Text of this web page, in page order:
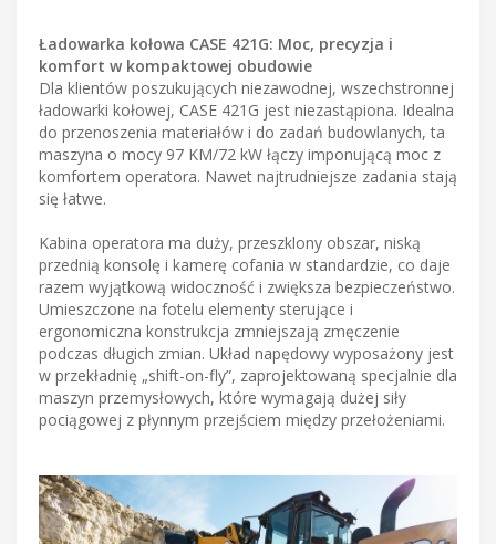
Ładowarka kołowa CASE 421G: Moc, precyzja i
komfort w kompaktowej obudowie
Dla klientów poszukujących niezawodnej, wszechstronnej
ładowarki kołowej, CASE 421G jest niezastąpiona. Idealna
do przenoszenia materiałów i do zadań budowlanych, ta
maszyna o mocy 97 KM/72 kW łączy imponującą moc z
komfortem operatora. Nawet najtrudniejsze zadania stają
się łatwe.
Kabina operatora ma duży, przeszklony obszar, niską
przednią konsolę i kamerę cofania w standardzie, co daje
razem wyjątkową widoczność i zwiększa bezpieczeństwo.
Umieszczone na fotelu elementy sterujące i
ergonomiczna konstrukcja zmniejszają zmęczenie
podczas długich zmian. Układ napędowy wyposażony jest
w przekładnię „shift-on-fly”, zaprojektowaną specjalnie dla
maszyn przemysłowych, które wymagają dużej siły
pociągowej z płynnym przejściem między przełożeniami.